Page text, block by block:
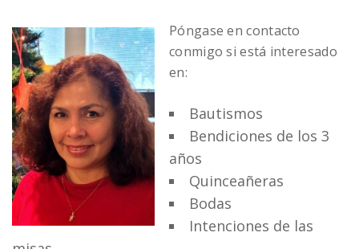
Póngase en contacto
conmigo si está interesado
en:
Bautismos
Bendiciones de los 3
años
Quinceañeras
Bodas
Intenciones de las